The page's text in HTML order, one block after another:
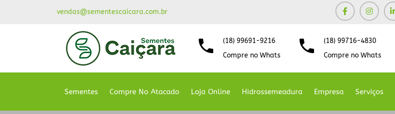
vendas@sementescaicara.com.br
(18) 99691-9216
Compre no Whats
(18) 99716-4830
Compre no Whats
Sementes Compre No Atacado Loja Online Hidrossemeadura Empresa Serviços